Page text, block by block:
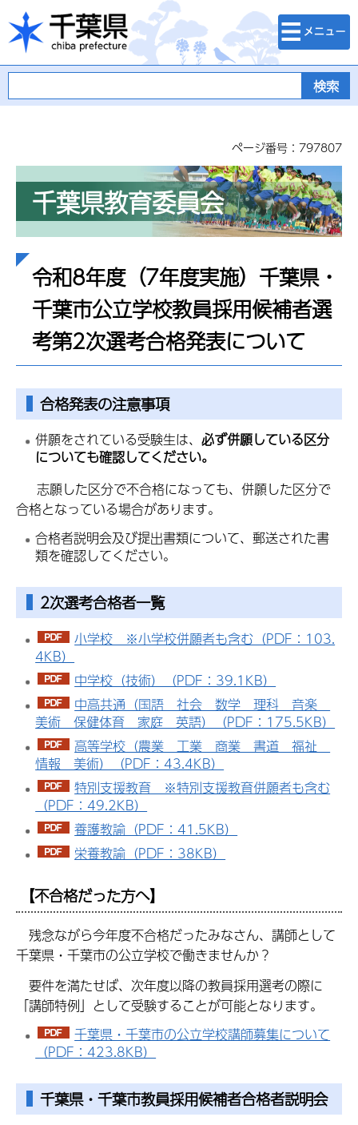
千葉県
検索・メニュ
ー
ページ番号：797807
千葉県教育委員会
令和8年度（7年度実施）千葉県・
千葉市公立学校教員採用候補者選
考第2次選考合格発表について
合格発表の注意事項
併願をされている受験生は、必ず併願している区分
についても確認してください。
志願した区分で不合格になっても、併願した区分で
合格となっている場合があります。
合格者説明会及び提出書類について、郵送された書
類を確認してください。
2次選考合格者一覧
小学校 ※小学校併願者も含む（PDF：103.
4KB）
中学校（技術）（PDF：39.1KB）
中高共通（国語 社会 数学 理科 音楽
美術 保健体育 家庭 英語）（PDF：175.5KB）
高等学校（農業 工業 商業 書道 福祉
情報 美術）（PDF：43.4KB）
特別支援教育 ※特別支援教育併願者も含む
（PDF：49.2KB）
養護教諭（PDF：41.5KB）
栄養教諭（PDF：38KB）
【不合格だった方へ】
残念ながら今年度不合格だったみなさん、講師として
千葉県・千葉市の公立学校で働きませんか？
要件を満たせば、次年度以降の教員採用選考の際に
「講師特例」として受験することが可能となります。
千葉県・千葉市の公立学校講師募集について
（PDF：423.8KB）
千葉県・千葉市教員採用候補者合格者説明会